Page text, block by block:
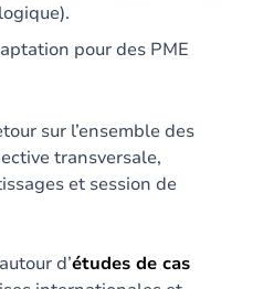
pour des PME
sur l’ensemble des
transversale,
et session de
d’études de cas